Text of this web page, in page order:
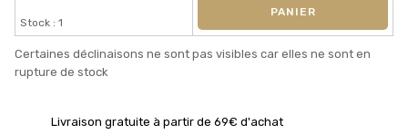
Stock : 1
PANIER
Certaines déclinaisons ne sont pas visibles car elles ne sont en
rupture de stock
Livraison gratuite à partir de 69€ d'achat